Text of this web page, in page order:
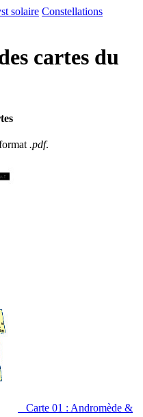
solaire Constellations
cartes du
.pdf.
Carte 01 : Andromède &